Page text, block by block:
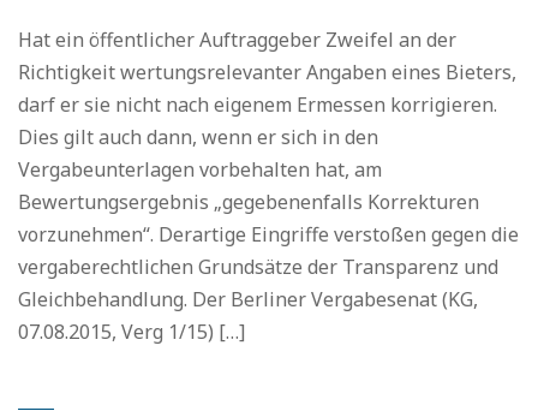
Hat ein öffentlicher Auftraggeber Zweifel an der
Richtigkeit wertungsrelevanter Angaben eines Bieters,
darf er sie nicht nach eigenem Ermessen korrigieren.
Dies gilt auch dann, wenn er sich in den
Vergabeunterlagen vorbehalten hat, am
Bewertungsergebnis „gegebenenfalls Korrekturen
vorzunehmen“. Derartige Eingriffe verstoßen gegen die
vergaberechtlichen Grundsätze der Transparenz und
Gleichbehandlung. Der Berliner Vergabesenat (KG,
07.08.2015, Verg 1/15) […]